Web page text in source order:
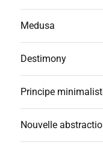
Medusa
Destimony
Principe
Nouvelle